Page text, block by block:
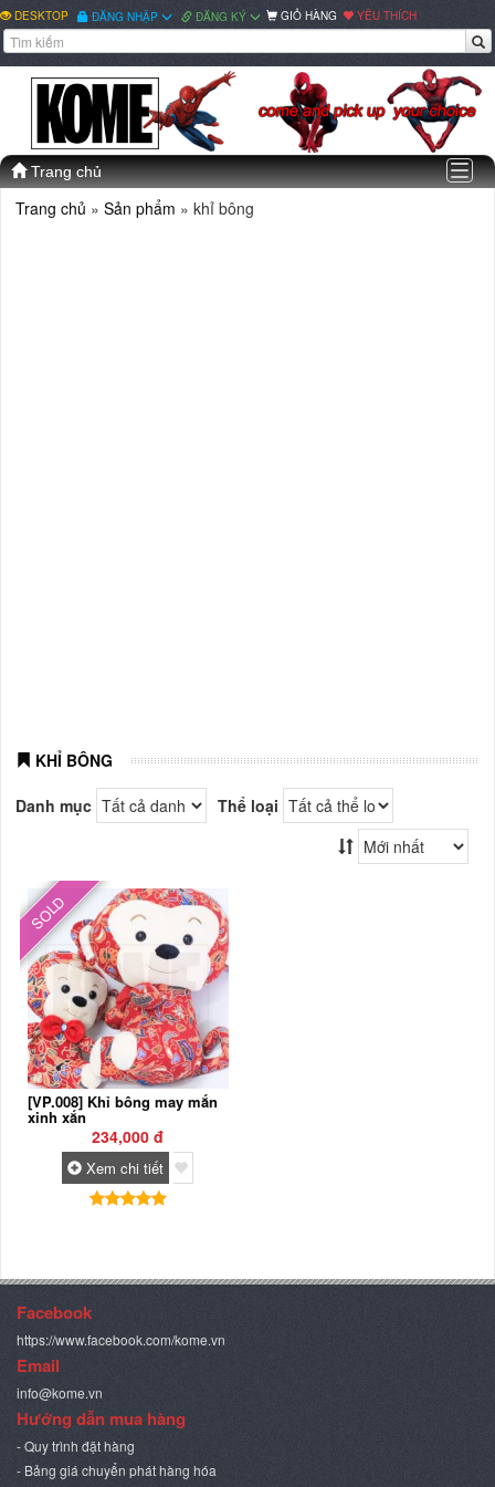
DESKTOP ĐĂNG NHẬP ĐĂNG KÝ GIỎ HÀNG YÊU THÍCH
Trang chủ
Trang chủ » Sản phẩm » khỉ bông
KHỈ BÔNG
Danh mục Thể loại
[VP.008] Khỉ bông may mắn
xinh xắn
234,000 đ
SOLD
Xem chi tiết
Facebook
https://www.facebook.com/kome.vn
Email
info@kome.vn
Hướng dẫn mua hàng
- Quy trình đặt hàng
- Bảng giá chuyển phát hàng hóa